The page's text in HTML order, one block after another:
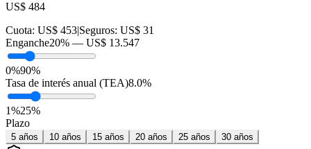
US$ 484
Cuota: US$ 453|Seguros: US$ 31
Enganche20% — US$ 13.547
0%90%
Tasa de interés anual (TEA)8.0%
1%25%
Plazo
5 años 10 años 15 años 20 años 25 años 30 años